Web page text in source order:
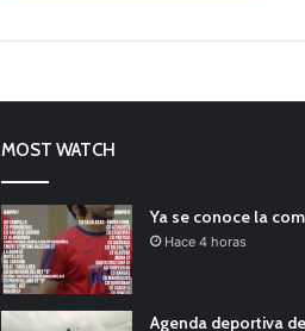
MOST WATCH
Ya se conoce la
Hace 4 horas
Agenda deportiva